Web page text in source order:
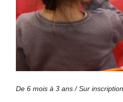
De 6 mois à 3 ans / Sur